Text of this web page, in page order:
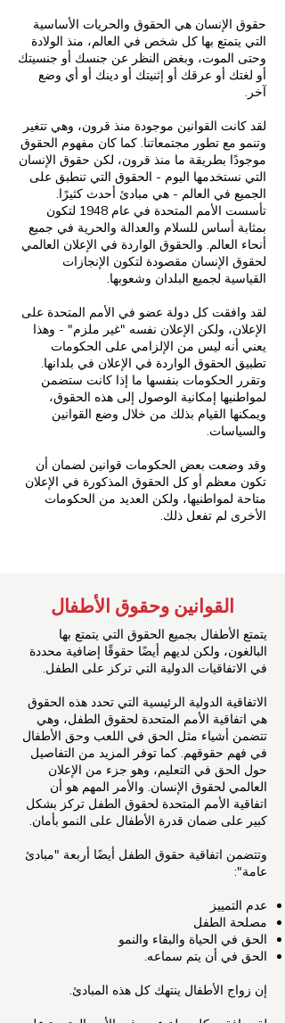
حقوق الإنسان هي الحقوق والحريات الأساسية
التي يتمتع بها كل شخص في العالم، منذ الولادة
وحتى الموت، وبغض النظر عن جنسك أو جنسيتك
أو لغتك أو عرقك أو إثنيتك أو دينك أو أي وضع
آخر.
لقد كانت القوانين موجودة منذ قرون، وهي تتغير
وتنمو مع تطور مجتمعاتنا. كما كان مفهوم الحقوق
موجودًا بطريقة ما منذ قرون، لكن حقوق الإنسان
التي نستخدمها اليوم - الحقوق التي تنطبق على
الجميع في العالم - هي مبادئ أحدث كثيرًا.
تأسست الأمم المتحدة في عام 1948 لتكون
بمثابة أساس للسلام والعدالة والحرية في جميع
أنحاء العالم. والحقوق الواردة في الإعلان العالمي
لحقوق الإنسان مقصودة لتكون الإنجازات
القياسية لجميع البلدان وشعوبها.
لقد وافقت كل دولة عضو في الأمم المتحدة على
الإعلان، ولكن الإعلان نفسه "غير ملزم" - وهذا
يعني أنه ليس من الإلزامي على الحكومات
تطبيق الحقوق الواردة في الإعلان في بلدانها.
وتقرر الحكومات بنفسها ما إذا كانت ستضمن
لمواطنيها إمكانية الوصول إلى هذه الحقوق،
ويمكنها القيام بذلك من خلال وضع القوانين
والسياسات.
وقد وضعت بعض الحكومات قوانين لضمان أن
تكون معظم أو كل الحقوق المذكورة في الإعلان
متاحة لمواطنيها، ولكن العديد من الحكومات
الأخرى لم تفعل ذلك.
القوانين وحقوق الأطفال
يتمتع الأطفال بجميع الحقوق التي يتمتع بها
البالغون، ولكن لديهم أيضًا حقوقًا إضافية محددة
في الاتفاقيات الدولية التي تركز على الطفل.
الاتفاقية الدولية الرئيسية التي تحدد هذه الحقوق
هي اتفاقية الأمم المتحدة لحقوق الطفل، وهي
تتضمن أشياء مثل الحق في اللعب وحق الأطفال
في فهم حقوقهم. كما توفر المزيد من التفاصيل
حول الحق في التعليم، وهو جزء من الإعلان
العالمي لحقوق الإنسان. والأمر المهم هو أن
اتفاقية الأمم المتحدة لحقوق الطفل تركز بشكل
كبير على ضمان قدرة الأطفال على النمو بأمان.
وتتضمن اتفاقية حقوق الطفل أيضًا أربعة "مبادئ
عامة":
عدم التمييز
مصلحة الطفل
الحق في الحياة والبقاء والنمو
الحق في أن يتم سماعه.
إن زواج الأطفال ينتهك كل هذه المبادئ.